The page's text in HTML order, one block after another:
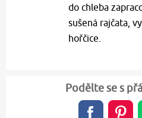
do chleba
sušená rajčata,
hořčice.
Podělte se s